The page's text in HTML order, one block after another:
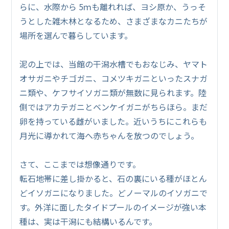
らに、水際から 5ｍも離れれば、ヨシ原か、うっそ
うとした雑木林となるため、さまざまなカニたちが
場所を選んで暮らしています。
泥の上では、当館の干潟水槽でもおなじみ、ヤマト
オサガニやチゴガニ、コメツキガニといったスナガ
ニ類や、ケフサイソガニ類が無数に見られます。陸
側ではアカテガニとベンケイガニがちらほら。まだ
卵を持っている雌がいました。近いうちにこれらも
月光に導かれて海へ赤ちゃんを放つのでしょう。
さて、ここまでは想像通りです。
転石地帯に差し掛かると、石の裏にいる種がほとん
どイソガニになりました。どノーマルのイソガニで
す。外洋に面したタイドプールのイメージが強い本
種は、実は干潟にも結構いるんです。